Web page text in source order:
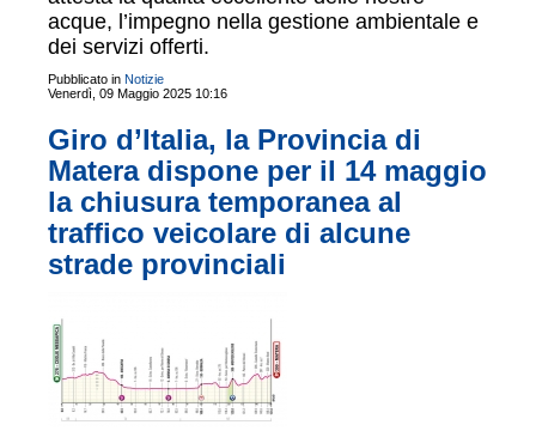
acque, l’impegno nella gestione ambientale e
dei servizi offerti.
Pubblicato in Notizie
Venerdì, 09 Maggio 2025 10:16
Giro d’Italia, la Provincia di
Matera dispone per il 14 maggio
la chiusura temporanea al
traffico veicolare di alcune
strade provinciali